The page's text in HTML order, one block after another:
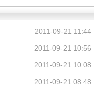
2011-09-21 11:44
2011-09-21 10:56
2011-09-21 10:08
2011-09-21 08:48